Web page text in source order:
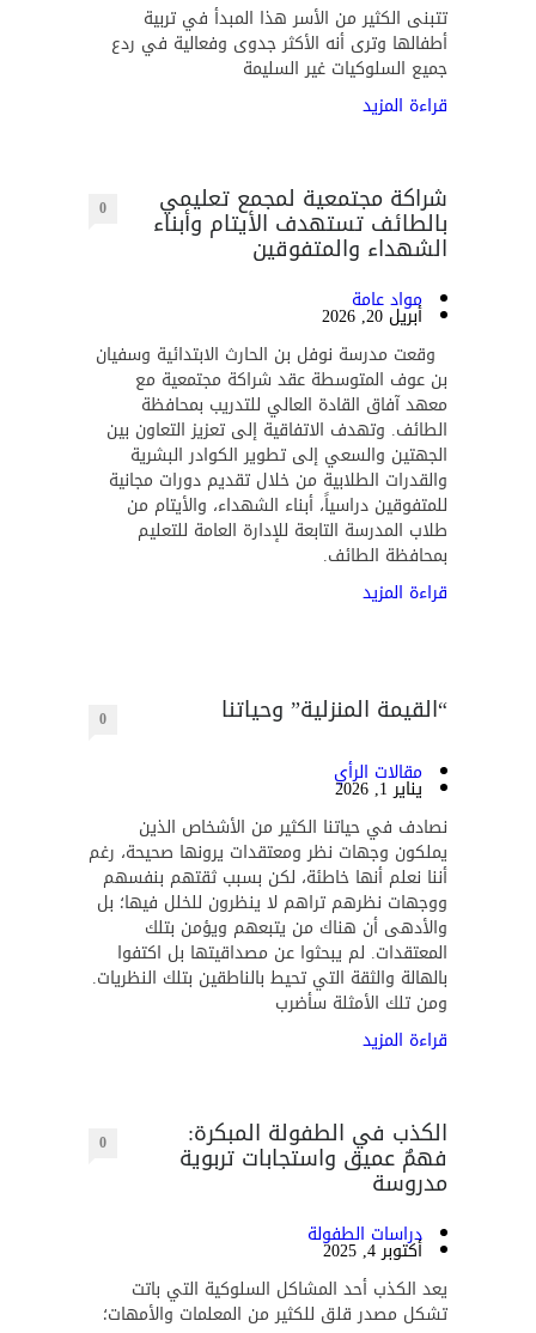
تتبنى الكثير من الأسر هذا المبدأ في تربية
أطفالها وترى أنه الأكثر جدوى وفعالية في ردع
جميع السلوكيات غير السليمة
قراءة المزيد
شراكة مجتمعية لمجمع تعليمي
بالطائف تستهدف الأيتام وأبناء
الشهداء والمتفوقين
0
مواد عامة
أبريل 20, 2026
وقعت مدرسة نوفل بن الحارث الابتدائية وسفيان
بن عوف المتوسطة عقد شراكة مجتمعية مع
معهد آفاق القادة العالي للتدريب بمحافظة
الطائف. وتهدف الاتفاقية إلى تعزيز التعاون بين
الجهتين والسعي إلى تطوير الكوادر البشرية
والقدرات الطلابية من خلال تقديم دورات مجانية
للمتفوقين دراسياً، أبناء الشهداء، والأيتام من
طلاب المدرسة التابعة للإدارة العامة للتعليم
بمحافظة الطائف.
قراءة المزيد
“القيمة المنزلية” وحياتنا 0
مقالات الرأي
يناير 1, 2026
نصادف في حياتنا الكثير من الأشخاص الذين
يملكون وجهات نظر ومعتقدات يرونها صحيحة، رغم
أننا نعلم أنها خاطئة، لكن بسبب ثقتهم بنفسهم
ووجهات نظرهم تراهم لا ينظرون للخلل فيها؛ بل
والأدهى أن هناك من يتبعهم ويؤمن بتلك
المعتقدات. لم يبحثوا عن مصداقيتها بل اكتفوا
بالهالة والثقة التي تحيط بالناطقين بتلك النظريات.
ومن تلك الأمثلة سأضرب
قراءة المزيد
الكذب في الطفولة المبكرة:
فهمٌ عميق واستجابات تربوية
مدروسة
0
دراسات الطفولة
أكتوبر 4, 2025
يعد الكذب أحد المشاكل السلوكية التي باتت
تشكل مصدر قلق للكثير من المعلمات والأمهات؛